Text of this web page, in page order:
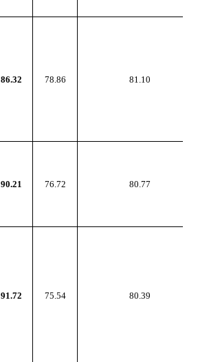
86.32 78.86 81.10
90.21 76.72 80.77
91.72 75.54 80.39